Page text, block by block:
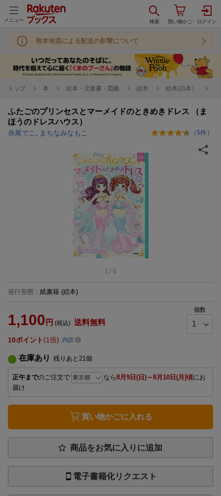
メニュー
熊本地震による配送の影響について
トップ 本 絵本・児童書・図鑑 絵本 絵本(日本）
ふたごのプリンセスとマーメイドのときめきドレス （ま
ほうのドレスハウス）
赤尾でこ まちなみなもこ （5件）
1 / 6
発行形態 ： 紙書籍 (絵本)
1,100 円 (税込) 送料無料
個数
10ポイント 1倍 内訳
在庫あり 残りあと 21個
正午までのご注文で なら8月9日(日)～8月10日(月)頃にお
届け
買い物かごに入れる
商品をお気に入りに追加
電子書籍化リクエスト